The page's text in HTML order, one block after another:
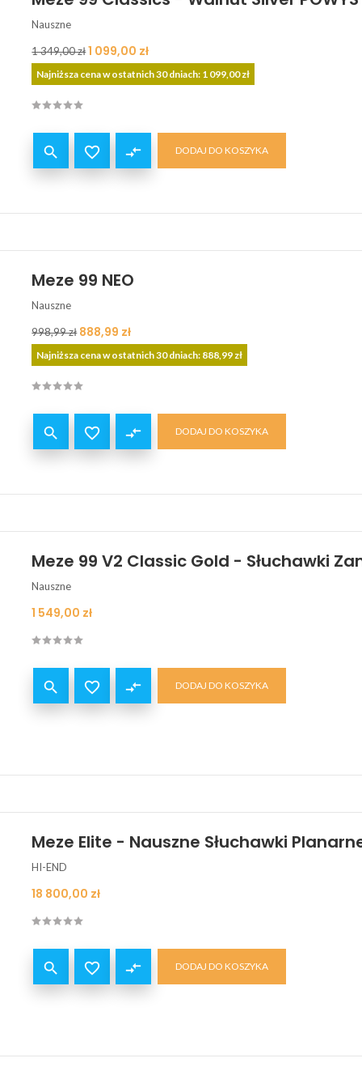
Nauszne
Cena
podstawowa
1 349,00 złCena
1 099,00 zł
Najniższa cena w ostatnich 30 dniach: 1 099,00 zł
  compare_arrows DODAJ DO KOSZYKA
Meze 99 NEO
Nauszne
Cena
podstawowa
998,99 zł Cena
888,99 zł
Najniższa cena w ostatnich 30 dniach: 888,99 zł
  compare_arrows DODAJ DO KOSZYKA
Meze 99 V2 Classic Gold - Słuchawki
Nauszne
Cena
1 549,00 zł
  compare_arrows DODAJ DO KOSZYKA
Meze Elite - Nauszne Słuchawki
HI-END
Cena
18 800,00 zł
  compare_arrows DODAJ DO KOSZYKA